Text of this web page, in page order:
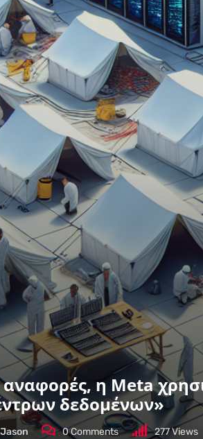
η Meta
δεδομένων»
Jason 0Comments 277Views